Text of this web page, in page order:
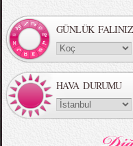
MBFWI - Gülçin Çengel 2015 Yaz
GÜNLÜK FALINIZ
HAVA DURUMU